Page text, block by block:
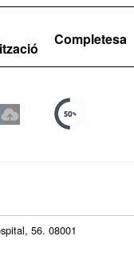
Completesa
56. 08001